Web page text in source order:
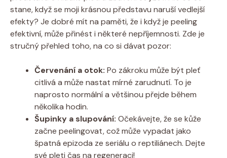
stane, když se moji krásnou představu naruší vedlejší
efekty? Je dobré mít na paměti, že i když je peeling
efektivní, může přinést i některé nepříjemnosti. Zde je
stručný přehled toho, na co si dávat pozor:
Červenání a otok: Po zákroku může být pleť
citlivá a může nastat mírné zarudnutí. To je
naprosto normální a většinou přejde během
několika hodin.
Šupinky a slupování: Očekávejte, že se kůže
začne peelingovat, což může vypadat jako
špatná epizoda ze seriálu o reptiliánech. Dejte
své pleti čas na regeneraci!